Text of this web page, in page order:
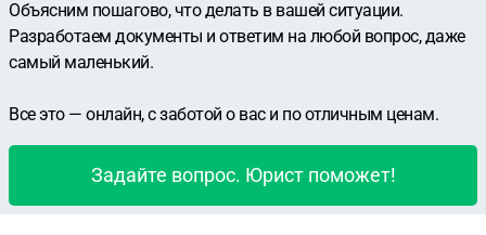
Объясним пошагово, что делать в вашей ситуации.
Разработаем документы и ответим на любой вопрос, даже
самый маленький.
Все это — онлайн, с заботой о вас и по отличным ценам.
Задайте вопрос. Юрист поможет!